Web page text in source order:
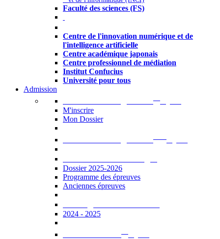
Faculté des sciences (FS)
Centre de l'innovation numérique et de
l'intelligence artificielle
Centre académique japonais
Centre professionnel de médiation
Institut Confucius
Université pour tous
Admission
M'inscrire
Mon Dossier
Dossier 2025-2026
Programme des épreuves
Anciennes épreuves
2024 - 2025